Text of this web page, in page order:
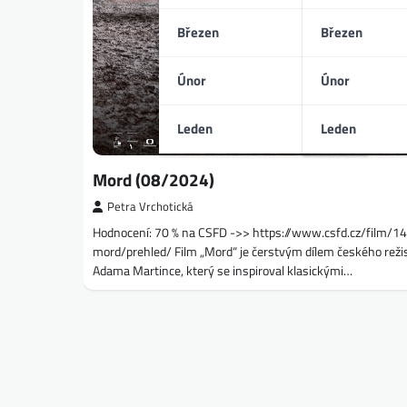
Březen
Únor
Leden
Březen
Únor
Leden
Mord (08/2024)
Petra Vrchotická
Hodnocení: 70 % na CSFD ->> https://www.csfd.cz/film/
mord/prehled/ Film „Mord“ je čerstvým dílem českého
Adama Martince, který se inspiroval klasickými…